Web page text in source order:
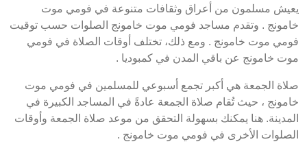
يعيش مسلمون من أعراق وثقافات متنوعة في فومي موت
خامونج . وتقدم مساجد فومي موت خامونج الصلوات حسب توقيت
فومي موت خامونج . ومع ذلك، تختلف أوقات الصلاة في فومي
موت خامونج عن باقي المدن في كمبوديا .
صلاة الجمعة هي أكبر تجمع أسبوعي للمسلمين في فومي موت
خامونج ، حيث تُقام صلاة الجمعة عادةً في المساجد الكبيرة في
المدينة. هنا يمكنك بسهولة التحقق من موعد صلاة الجمعة وأوقات
الصلوات الأخرى في فومي موت خامونج .